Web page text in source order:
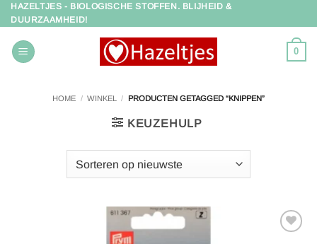
Ga
naar
inhoud
HAZELTJES - BIOLOGISCHE STOFFEN. BLIJHEID &
DUURZAAMHEID!
0
HOME / WINKEL / PRODUCTEN GETAGGED “KNIPPEN”
KEUZEHULP